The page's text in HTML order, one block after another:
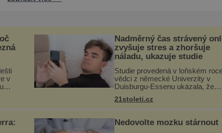
tisíc vojáků. Na počátku 20. století pojal brněnský
kněz Alois Slovák myšlenku
v
Nadměrný čas strávený
zvyšuje stres a zhoršuje
náladu, ukazuje studie
Studie provedená v loňském
vědci z německé Univerzity v
Duisburgu-Essenu ukázala, že
spojeno s vyšší úrovní stresu,
dalších akti
21stoleti.cz
Nedovolte mozku stárnout